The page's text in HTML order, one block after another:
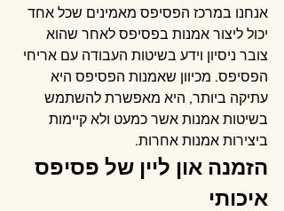
אנחנו במרכז הפסיפס מאמינים שכל אחד
יכול ליצור אמנות בפסיפס לאחר שהוא
צובר ניסיון וידע בשיטות העבודה עם אריחי
הפסיפס. מכיוון שאמנות הפסיפס היא
עתיקה ביותר, היא מאפשרת להשתמש
בשיטות אמנות אשר כמעט ולא קיימות
ביצירות אמנות אחרות.
הזמנה און ליין של פסיפס
איכותי